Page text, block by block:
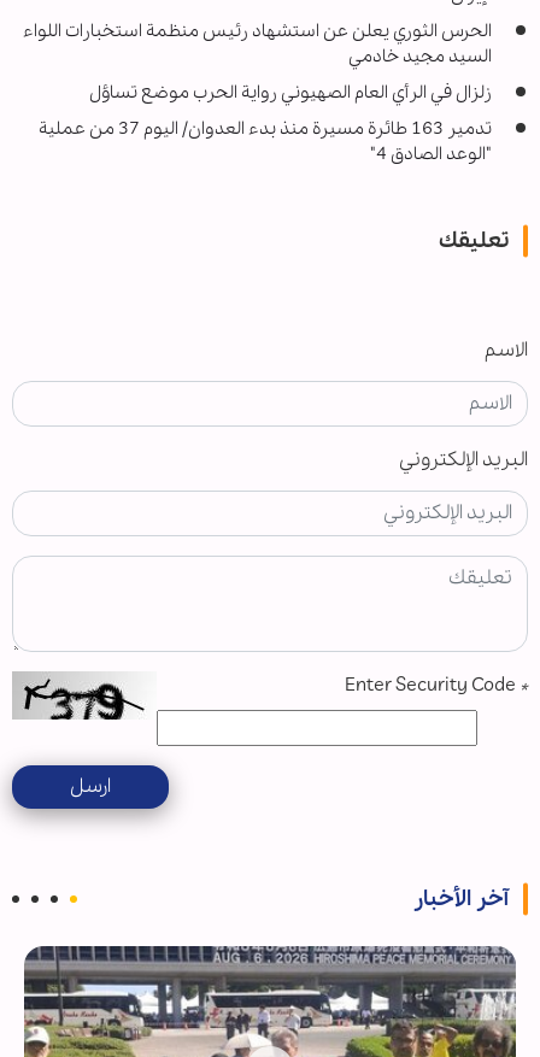
الحرس الثوري يعلن عن استشهاد رئيس منظمة استخبارات اللواء
السيد مجيد خادمي
زلزال في الرأي العام الصهيوني رواية الحرب موضع تساؤل
تدمير 163 طائرة مسيرة منذ بدء العدوان/ اليوم 37 من عملية
"الوعد الصادق 4"
تعليقك
الاسم
البريد الإلكتروني
*
ارسل
آخر الأخبار